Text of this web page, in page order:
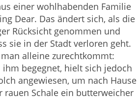
einer wohlhabenden Familie
Dear. Das ändert sich, als die
Rücksicht genommen und
sie in der Stadt verloren geht.
alleine zurechtkommt:
ihm begegnet, hielt sich jedoch
angewiesen, um nach Hause
rauen Schale ein butterweicher